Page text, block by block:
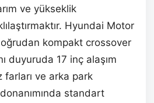
ve yükseklik
Hyundai Motor
kompakt crossover
duyuruda 17 inç alaşım
farları ve arka park
standart